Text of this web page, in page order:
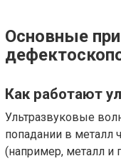
Основные
Как работают
Ультразвуковые
попадании в металл
(например, металл и